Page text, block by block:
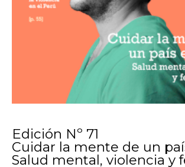
Edición Nº 71
Cuidar la mente de un
Salud mental, violencia y